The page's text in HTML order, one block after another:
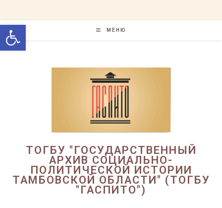
Открыть панель
содержимому
МЕНЮ
ТОГБУ "ГОСУДАРСТВЕННЫЙ
АРХИВ СОЦИАЛЬНО-
ПОЛИТИЧЕСКОЙ ИСТОРИИ
ТАМБОВСКОЙ ОБЛАСТИ" (ТОГБУ
"ГАСПИТО")